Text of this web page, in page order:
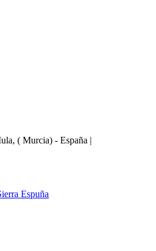
( Murcia) - España |
Espuña